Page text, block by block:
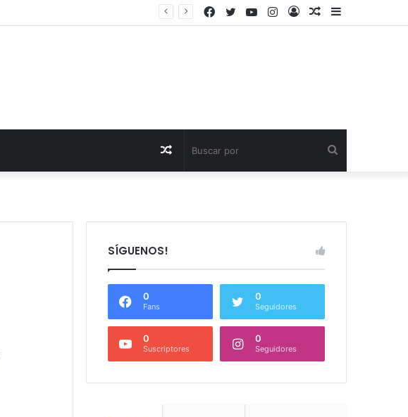
Barra
Publicación
Acceso
Instagram
YouTube
Twitter
Facebook
Publicación
SÍGUENOS!
0
Fans
0
Seguidores
0
Suscriptores
0
Seguidores